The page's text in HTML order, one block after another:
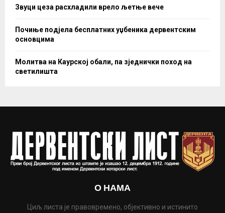
Звуци цеза расхладили врело љетње вече
Почиње подјела бесплатних уџбеника дервентским
основцима
Молитва на Каурској обали, па зједнички поход на
светилишта
О НАМА
Циљ листа је правовремено, објективно и истинито